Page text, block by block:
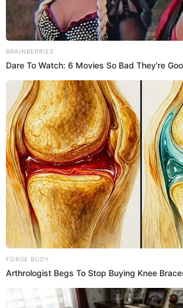
César Acuña Peralta y su hijo Richard
PUEDES VER:
Tepha Loza es OPERADA de